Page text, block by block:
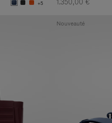
+5
1.350,00 €
Nouveauté